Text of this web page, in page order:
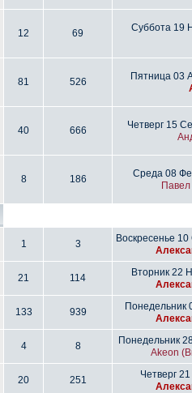
12 69
Суббота 19
81 526
Пятница 03
40 666
Четверг 15
8 186
Среда 08
Павел
1 3
Воскресенье
21 114
Вторник 22
133 939
Понедельник
4 8
Понедельник
Akeon
20 251
Четверг